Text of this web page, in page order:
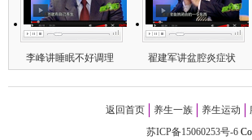
李峰讲睡眠不好调理 翟建军讲盆腔炎症状
返回首页 养生一族 养生运动
苏ICP备15060253号-6